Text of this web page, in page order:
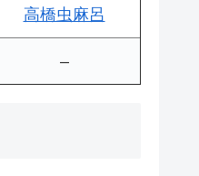
高橋虫麻呂
–